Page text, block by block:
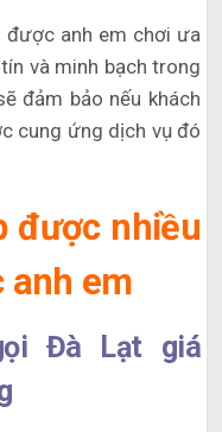
được anh em chơi ưa
và minh bạch trong
đảm bảo nếu khách
cung ứng dịch vụ đó
được nhiều
anh em
Đà Lạt giá